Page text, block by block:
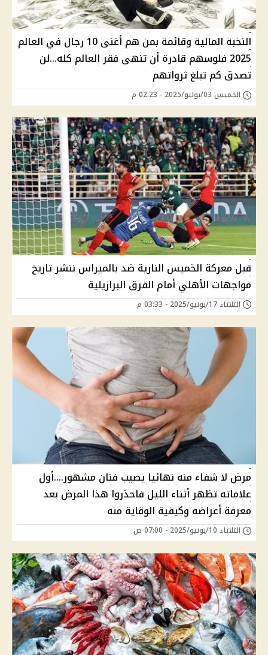
النخبة المالية وقائمة بمن هم أغنى 10 رجال في العالم
2025 فلوسهم قادرة أن تنهى فقر العالم كله...لن
تصدق كم تبلغ ثرواتهم
الخميس 03/يوليو/2025 - 02:23 م
قبل معركة الخميس النارية ضد بالميراس ننشر تاريخ
مواجهات الأهلي أمام الفرق البرازيلية
الثلاثاء 17/يونيو/2025 - 03:33 م
مرض لا شفاء منه نهائيا يصيب فنان مشهور....أول
علاماته تظهر أثناء الليل فاحذروا هذا المرض بعد
معرفة أعراضه وكيفية الوقاية منه
الثلاثاء 10/يونيو/2025 - 07:00 ص